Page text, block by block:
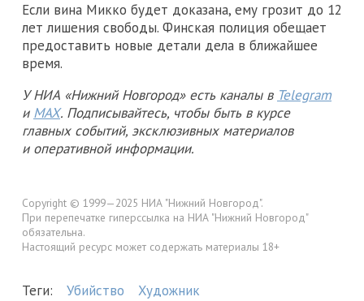
Если вина Микко будет доказана, ему грозит до 12
лет лишения свободы. Финская полиция обещает
предоставить новые детали дела в ближайшее
время.
У НИА «Нижний Новгород» есть каналы в Telegram
и MAX. Подписывайтесь, чтобы быть в курсе
главных событий, эксклюзивных материалов
и оперативной информации.
Copyright © 1999—2025 НИА "Нижний Новгород".
При перепечатке гиперссылка на НИА "Нижний Новгород"
обязательна.
Настоящий ресурс может содержать материалы 18+
Теги: Убийство Художник